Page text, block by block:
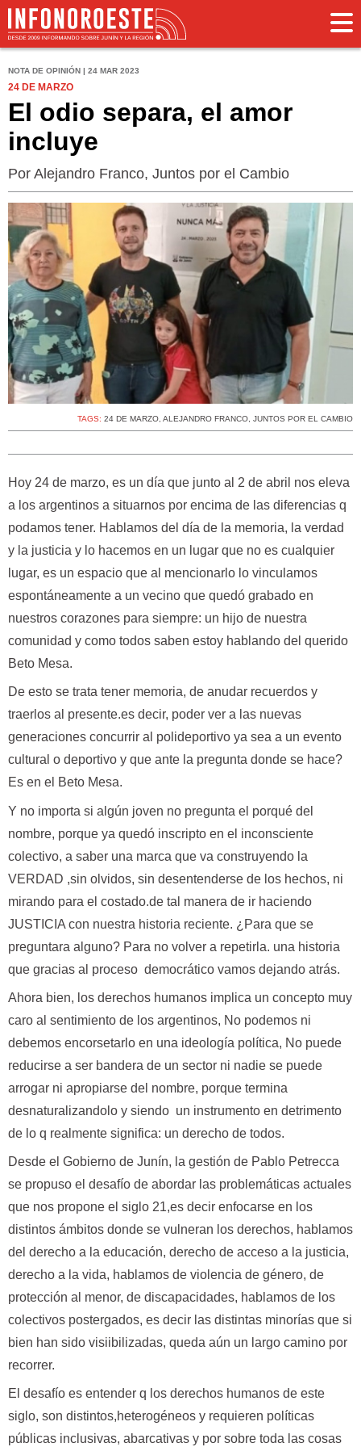
NOTA DE OPINIÓN | 24 MAR 2023
24 DE MARZO
El odio separa, el amor
incluye
Por Alejandro Franco, Juntos por el Cambio
TAGS: 24 DE MARZO, ALEJANDRO FRANCO, JUNTOS POR EL CAMBIO
Hoy 24 de marzo, es un día que junto al 2 de abril nos eleva
a los argentinos a situarnos por encima de las diferencias q
podamos tener. Hablamos del día de la memoria, la verdad
y la justicia y lo hacemos en un lugar que no es cualquier
lugar, es un espacio que al mencionarlo lo vinculamos
espontáneamente a un vecino que quedó grabado en
nuestros corazones para siempre: un hijo de nuestra
comunidad y como todos saben estoy hablando del querido
Beto Mesa.
De esto se trata tener memoria, de anudar recuerdos y
traerlos al presente.es decir, poder ver a las nuevas
generaciones concurrir al polideportivo ya sea a un evento
cultural o deportivo y que ante la pregunta donde se hace?
Es en el Beto Mesa.
Y no importa si algún joven no pregunta el porqué del
nombre, porque ya quedó inscripto en el inconsciente
colectivo, a saber una marca que va construyendo la
VERDAD ,sin olvidos, sin desentenderse de los hechos, ni
mirando para el costado.de tal manera de ir haciendo
JUSTICIA con nuestra historia reciente. ¿Para que se
preguntara alguno? Para no volver a repetirla. una historia
que gracias al proceso democrático vamos dejando atrás.
Ahora bien, los derechos humanos implica un concepto muy
caro al sentimiento de los argentinos, No podemos ni
debemos encorsetarlo en una ideología política, No puede
reducirse a ser bandera de un sector ni nadie se puede
arrogar ni apropiarse del nombre, porque termina
desnaturalizandolo y siendo un instrumento en detrimento
de lo q realmente significa: un derecho de todos.
Desde el Gobierno de Junín, la gestión de Pablo Petrecca
se propuso el desafío de abordar las problemáticas actuales
que nos propone el siglo 21,es decir enfocarse en los
distintos ámbitos donde se vulneran los derechos, hablamos
del derecho a la educación, derecho de acceso a la justicia,
derecho a la vida, hablamos de violencia de género, de
protección al menor, de discapacidades, hablamos de los
colectivos postergados, es decir las distintas minorías que si
bien han sido visiibilizadas, queda aún un largo camino por
recorrer.
El desafío es entender q los derechos humanos de este
siglo, son distintos,heterogéneos y requieren políticas
públicas inclusivas, abarcativas y por sobre toda las cosas